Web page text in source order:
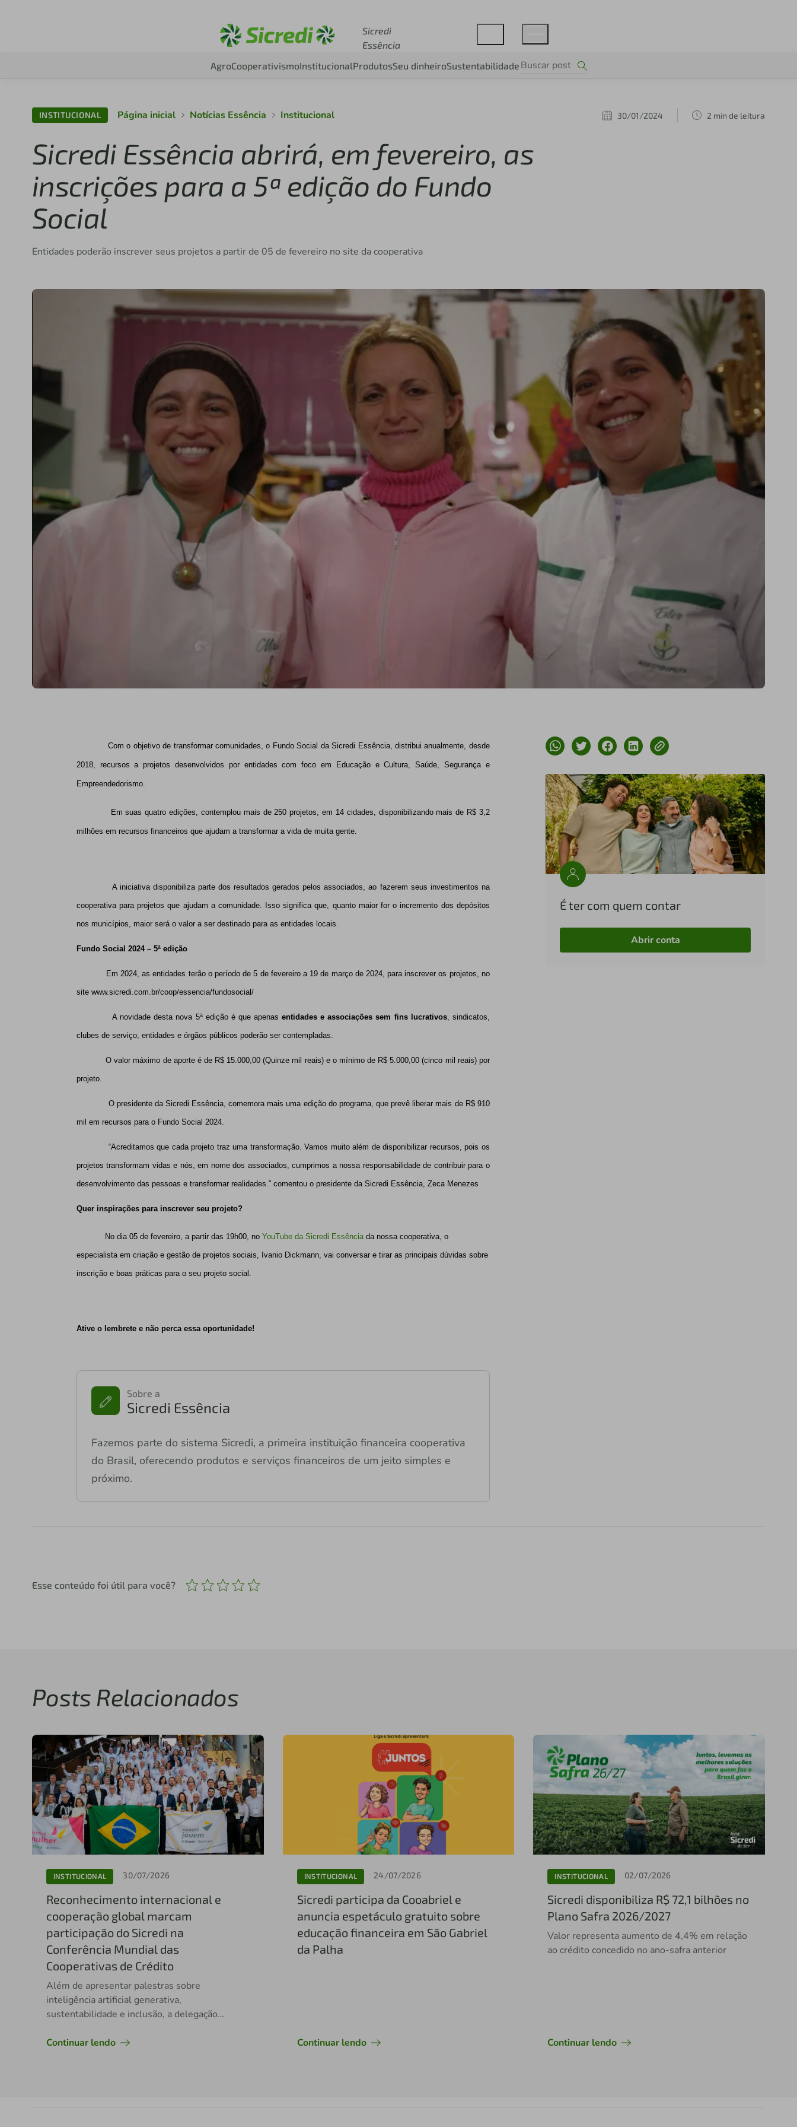
Sicredi
Essência
AgroCooperativismoInstitucionalProdutosSeu dinheiroSustentabilidade
INSTITUCIONAL Página inicial Notícias Essência Institucional 30/01/2024 2 min de leitura
Sicredi Essência abrirá, em fevereiro, as
inscrições para a 5ª edição do Fundo
Social
Entidades poderão inscrever seus projetos a partir de 05 de fevereiro no site da cooperativa
Com o objetivo de transformar comunidades, o Fundo Social da Sicredi Essência, distribui anualmente, desde
2018, recursos a projetos desenvolvidos por entidades com foco em Educação e Cultura, Saúde, Segurança e
Empreendedorismo.
Em suas quatro edições, contemplou mais de 250 projetos, em 14 cidades, disponibilizando mais de R$ 3,2
milhões em recursos financeiros que ajudam a transformar a vida de muita gente.
A iniciativa disponibiliza parte dos resultados gerados pelos associados, ao fazerem seus investimentos na
cooperativa para projetos que ajudam a comunidade. Isso significa que, quanto maior for o incremento dos depósitos
nos municípios, maior será o valor a ser destinado para as entidades locais.
Fundo Social 2024 – 5ª edição
Em 2024, as entidades terão o período de 5 de fevereiro a 19 de março de 2024, para inscrever os projetos, no
site www.sicredi.com.br/coop/essencia/fundosocial/
A novidade desta nova 5ª edição é que apenasentidades e associações sem fins lucrativos, sindicatos,
clubes de serviço, entidades e órgãos públicos poderão ser contempladas.
O valor máximo de aporte é de R$ 15.000,00 (Quinze mil reais) e o mínimo de R$ 5.000,00 (cinco mil reais) por
projeto.
O presidente da Sicredi Essência, comemora mais uma edição do programa, que prevê liberar mais de R$ 910
mil em recursos para o Fundo Social 2024.
“Acreditamos que cada projeto traz uma transformação. Vamos muito além de disponibilizar recursos, pois os
projetos transformam vidas e nós, em nome dos associados, cumprimos a nossa responsabilidade de contribuir para o
desenvolvimento das pessoas e transformar realidades.” comentou o presidente da Sicredi Essência, Zeca Menezes
Quer inspirações para inscrever seu projeto?
No dia 05 de fevereiro, a partir das 19h00, no YouTube da Sicredi Essênciada nossa cooperativa, o
especialista em criação e gestão de projetos sociais, Ivanio Dickmann, vai conversar e tirar as principais dúvidas sobre
inscrição e boas práticas para o seu projeto social.
Ative o lembrete e não perca essa oportunidade!
Sobre a
Sicredi Essência
Fazemos parte do sistema Sicredi, a primeira instituição financeira cooperativa
do Brasil, oferecendo produtos e serviços financeiros de um jeito simples e
próximo.
É ter com quem contar
Abrir conta
Esse conteúdo foi útil para você?
Posts Relacionados
INSTITUCIONAL 30/07/2026
Reconhecimento internacional e
cooperação global marcam
participação do Sicredi na
Conferência Mundial das
Cooperativas de Crédito
Além de apresentar palestras sobre
inteligência artificial generativa,
sustentabilidade e inclusão, a delegação
internacionalmente
Continuar lendo
INSTITUCIONAL 24/07/2026
Sicredi participa da Cooabriel e
anuncia espetáculo gratuito sobre
educação financeira em São Gabriel
da Palha
Continuar lendo
INSTITUCIONAL 02/07/2026
Sicredi disponibiliza R$ 72,1 bilhões no
Plano Safra 2026/2027
Valor representa aumento de 4,4% em relação
ao crédito concedido no ano-safra anterior
Continuar lendo